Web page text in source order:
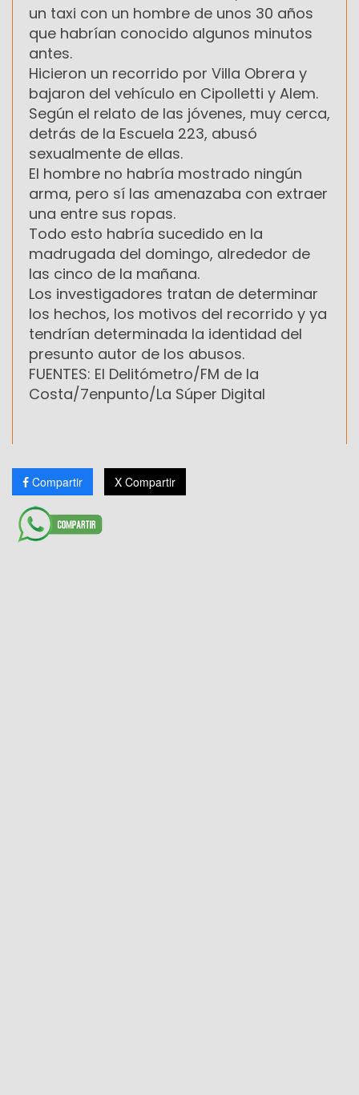
un taxi con un hombre de unos 30 años
que habrían conocido algunos minutos
antes.
Hicieron un recorrido por Villa Obrera y
bajaron del vehículo en Cipolletti y Alem.
Según el relato de las jóvenes, muy cerca,
detrás de la Escuela 223, abusó
sexualmente de ellas.
El hombre no habría mostrado ningún
arma, pero sí las amenazaba con extraer
una entre sus ropas.
Todo esto habría sucedido en la
madrugada del domingo, alrededor de
las cinco de la mañana.
Los investigadores tratan de determinar
los hechos, los motivos del recorrido y ya
tendrían determinada la identidad del
presunto autor de los abusos.
FUENTES: El Delitómetro/FM de la
Costa/7enpunto/La Súper Digital
Compartir X Compartir